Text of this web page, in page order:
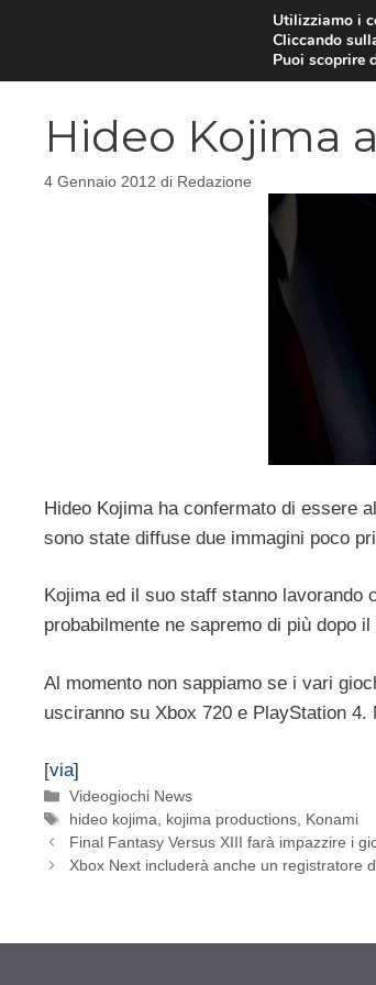
Hideo Kojima
4 Gennaio 2012 di Redazione
Hideo Kojima ha confermato di essere
sono state diffuse due immagini poco
Kojima ed il suo staff stanno lavorando
probabilmente ne sapremo di più dopo il
Al momento non sappiamo se i vari
usciranno su Xbox 720 e PlayStation
[via]
Categorie
Videogiochi News
Tag
hideo kojima, kojima productions, Konami
Final Fantasy Versus XIII farà impazzire i
Xbox Next includerà anche un registratore
Utilizziamo i
Cliccando
Puoi scoprire